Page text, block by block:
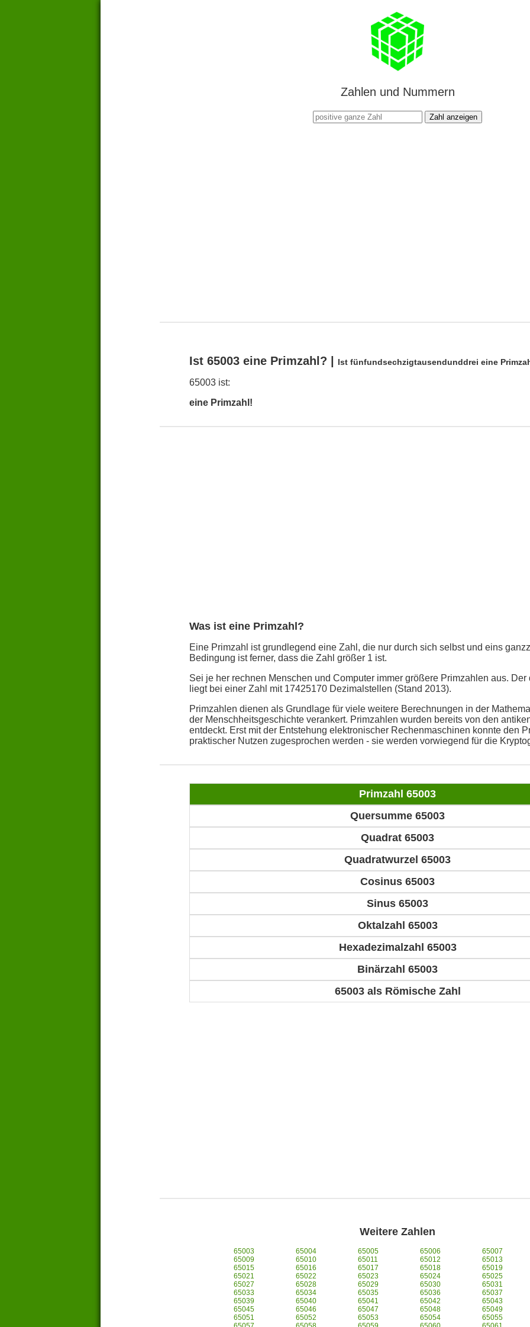
Zahlen und Nummern
Zahl anzeigen
Ist 65003 eine Primzahl? | Ist fünfundsechzigtausendunddrei eine
65003 ist:
eine Primzahl!
Was ist eine Primzahl?
Eine Primzahl ist grundlegend eine Zahl, die nur durch sich selbst und eins
Bedingung ist ferner, dass die Zahl größer 1 ist.
Sei je her rechnen Menschen und Computer immer größere Primzahlen aus. Der
liegt bei einer Zahl mit 17425170 Dezimalstellen (Stand 2013).
Primzahlen dienen als Grundlage für viele weitere Berechnungen in der
der Menschheitsgeschichte verankert. Primzahlen wurden bereits von den
entdeckt. Erst mit der Entstehung elektronischer Rechenmaschinen konnte den
praktischer Nutzen zugesprochen werden - sie werden vorwiegend für die
Primzahl 65003
Quersumme 65003
Quadrat 65003
Quadratwurzel 65003
Cosinus 65003
Sinus 65003
Oktalzahl 65003
Hexadezimalzahl 65003
Binärzahl 65003
65003 als Römische Zahl
Weitere Zahlen
65003 65004 65005 65006
65007
65009
65010 65011 65012
65013
65015
65016 65017 65018
65019
65021
65022 65023 65024
65025
65027
65028 65029 65030
65031
65033
65034 65035 65036
65037
65039
65040 65041 65042
65043
65045
65046 65047 65048
65049
65051
65052 65053 65054
65055